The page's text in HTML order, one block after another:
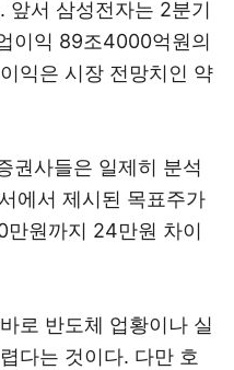
앞서 삼성전자는 2분기
이익 89조4000억원의
익은 시장 전망치인 약
권사들은 일제히 분석
에서 제시된 목표주가
원까지 24만원 차이
로 반도체 업황이나 실
다는 것이다. 다만 호